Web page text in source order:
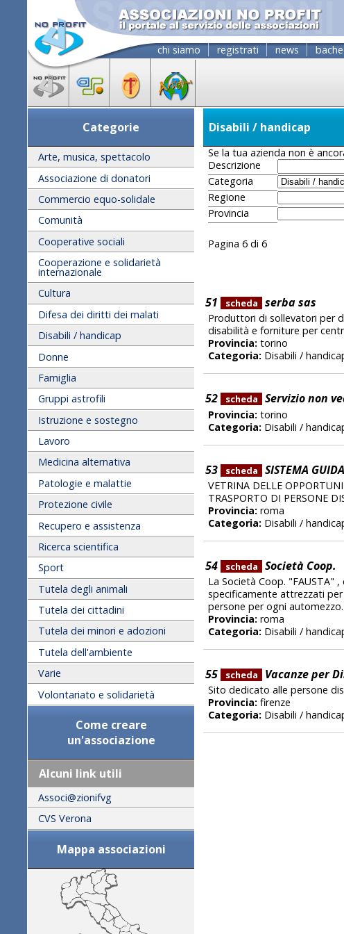
chi siamo registrati news
Categorie
Arte, musica, spettacolo
Associazione di donatori
Commercio equo-solidale
Comunità
Cooperative sociali
Cooperazione e solidarietà
internazionale
Cultura
Difesa dei diritti dei malati
Disabili / handicap
Donne
Famiglia
Gruppi astrofili
Istruzione e sostegno
Lavoro
Medicina alternativa
Patologie e malattie
Protezione civile
Recupero e assistenza
Ricerca scientifica
Sport
Tutela degli animali
Tutela dei cittadini
Tutela dei minori e adozioni
Tutela dell'ambiente
Varie
Volontariato e solidarietà
Come creare
un'associazione
Alcuni link utili
Associ@zionifvg
CVS Verona
Mappa associazioni
Disabili / handicap
Se la tua azienda non è
Descrizione
Categoria
Regione
Provincia
Pagina 6 di 6
51 scheda serba sas
Produttori di sollevatori per
disabilità e forniture per
Provincia: torino
Categoria: Disabili /
52 scheda Servizio non
Provincia: torino
Categoria: Disabili /
53 scheda SISTEMA
VETRINA DELLE
TRASPORTO DI PERSONE
Provincia: roma
Categoria: Disabili /
54 scheda Società Coop.
La Società Coop. "FAUSTA"
specificamente attrezzati
persone per ogni automezzo.
Provincia: roma
Categoria: Disabili /
55 scheda Vacanze per
Sito dedicato alle persone
Provincia: firenze
Categoria: Disabili /